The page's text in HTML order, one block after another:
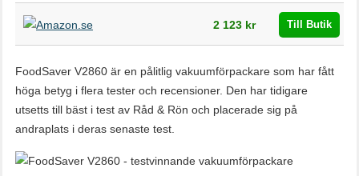
Butik
2 123 kr Till Butik
FoodSaver V2860 är en pålitlig vakuumförpackare som har fått
höga betyg i flera tester och recensioner. Den har tidigare
utsetts till bäst i test av Råd & Rön och placerade sig på
andraplats i deras senaste test.